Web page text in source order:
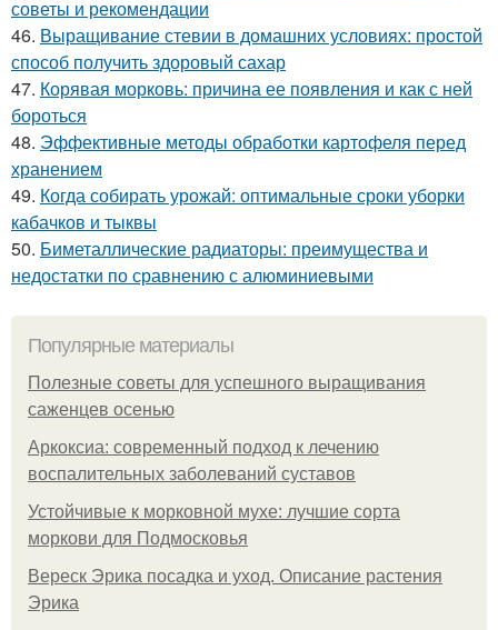
советы и рекомендации
46. Выращивание стевии в домашних условиях: простой
способ получить здоровый сахар
47. Корявая морковь: причина ее появления и как с ней
бороться
48. Эффективные методы обработки картофеля перед
хранением
49. Когда собирать урожай: оптимальные сроки уборки
кабачков и тыквы
50. Биметаллические радиаторы: преимущества и
недостатки по сравнению с алюминиевыми
Популярные материалы
Полезные советы для успешного выращивания
саженцев осенью
Аркоксиа: современный подход к лечению
воспалительных заболеваний суставов
Устойчивые к морковной мухе: лучшие сорта
моркови для Подмосковья
Вереск Эрика посадка и уход. Описание растения
Эрика